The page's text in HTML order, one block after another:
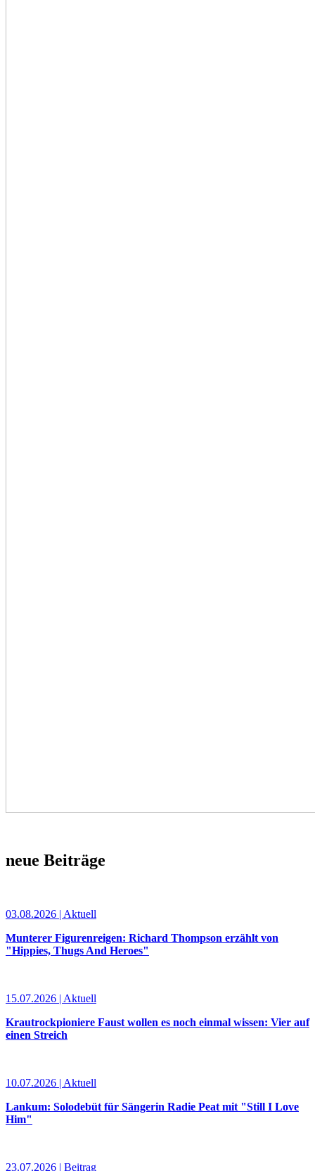
neue Beiträge
03.08.2026 | Aktuell
Munterer Figurenreigen: Richard Thompson erzählt von
"Hippies, Thugs And Heroes"
15.07.2026 | Aktuell
Krautrockpioniere Faust wollen es noch einmal wissen: Vier auf
einen Streich
10.07.2026 | Aktuell
Lankum: Solodebüt für Sängerin Radie Peat mit "Still I Love
Him"
23.07.2026 | Beitrag